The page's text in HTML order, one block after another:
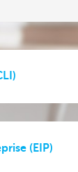
(EIP)